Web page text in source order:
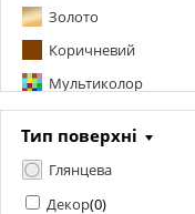
BESTILE
BIEN
BOTTEGA(0)
CAESAR
Золото
Коричневий
Мультиколор
Під хром(1)
Помаранчевий
Рожевий
Тип поверхні
Глянцева
Декор(0)